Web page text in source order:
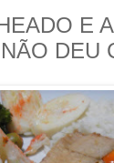
E
DEU